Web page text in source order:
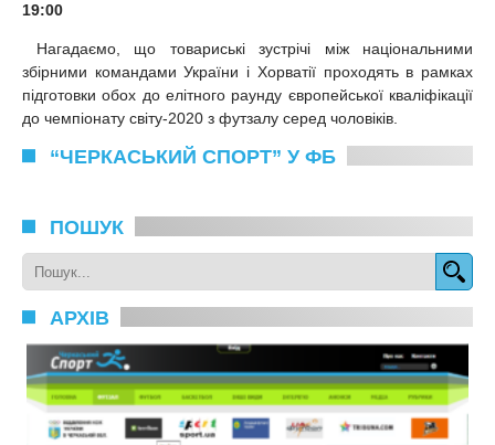
19:00
Нагадаємо, що товариські зустрічі між національними
збірними командами України і Хорватії проходять в рамках
підготовки обох до елітного раунду європейської кваліфікації
до чемпіонату світу-2020 з футзалу серед чоловіків.
“ЧЕРКАСЬКИЙ СПОРТ” У ФБ
ПОШУК
АРХІВ